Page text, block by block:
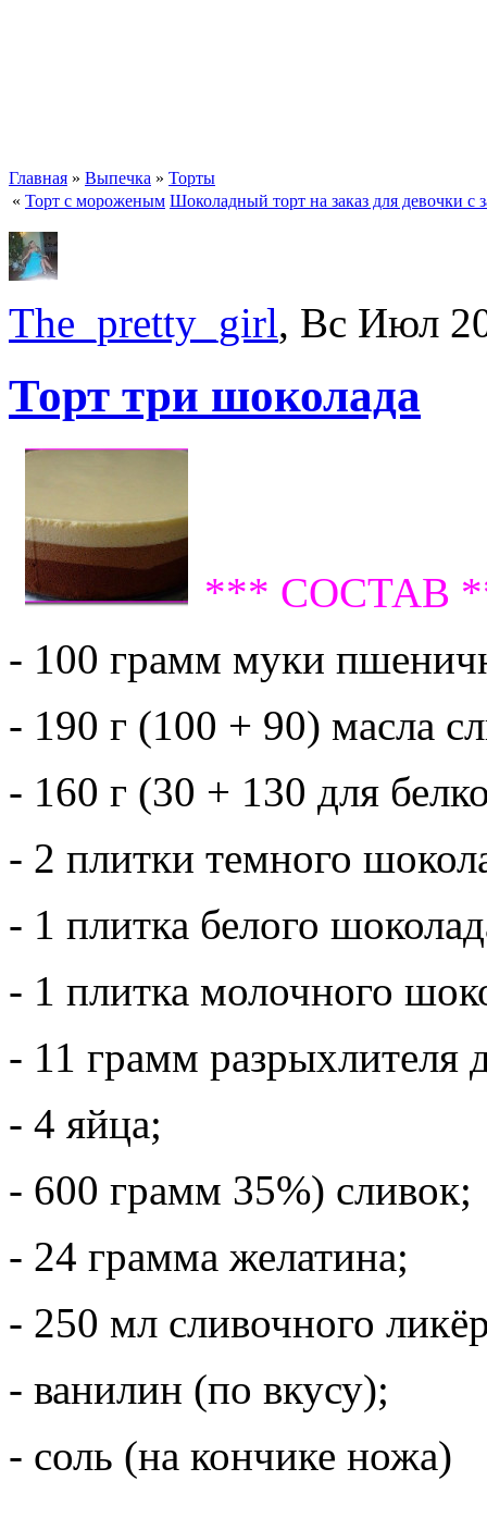
Главная » Выпечка » Торты
« Торт с мороженым Шоколадный торт на заказ для девочки с
The_pretty_girl, Вс Июл
Торт три шоколада
*** СОСТАВ
- 100 грамм муки
- 190 г (100 + 90) масла
- 160 г (30 + 130 для
- 2 плитки темного
- 1 плитка белого
- 1 плитка молочного
- 11 грамм разрыхлителя
- 4 яйца;
- 600 грамм 35%) сливок;
- 24 грамма желатина;
- 250 мл сливочного
- ванилин (по вкусу);
- соль (на кончике ножа)